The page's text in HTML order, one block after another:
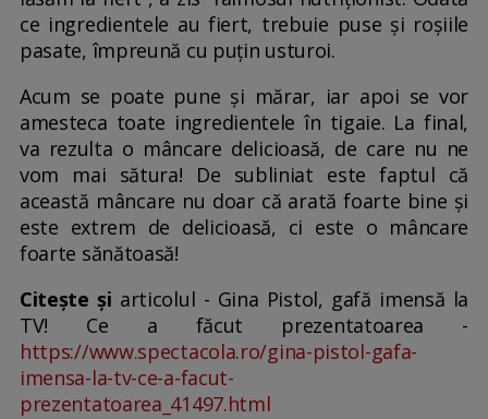
ce ingredientele au fiert, trebuie puse și roșiile
pasate, împreună cu puțin usturoi.
Acum se poate pune și mărar, iar apoi se vor
amesteca toate ingredientele în tigaie. La final,
va rezulta o mâncare delicioasă, de care nu ne
vom mai sătura! De subliniat este faptul că
această mâncare nu doar că arată foarte bine și
este extrem de delicioasă, ci este o mâncare
foarte sănătoasă!
Citește și articolul - Gina Pistol, gafă imensă la
TV! Ce a făcut prezentatoarea -
https://www.spectacola.ro/gina-pistol-gafa-
imensa-la-tv-ce-a-facut-
prezentatoarea_41497.html